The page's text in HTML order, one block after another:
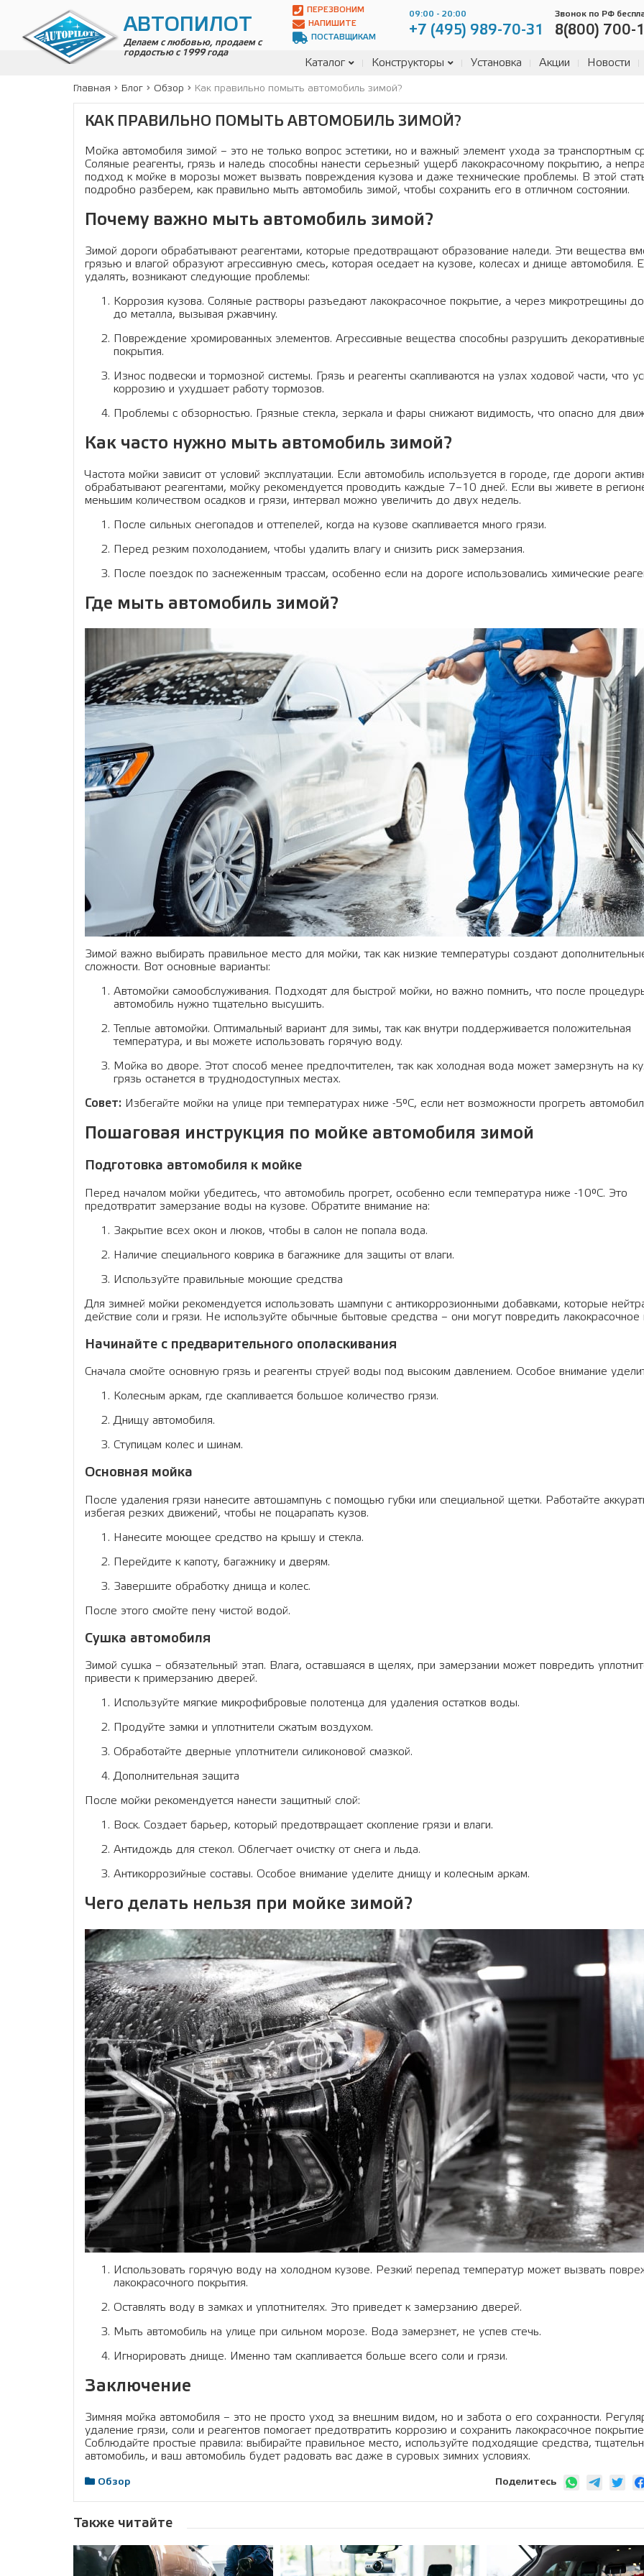
АВТОПИЛОТ
Делаем с любовью, продаем с
гордостью с 1999 года
ПЕРЕЗВОНИМ
НАПИШИТЕ
ПОСТАВЩИКАМ
09:00 - 20:00
+7 (495) 989-70-31
Звонок по РФ
8(800) 700-
Каталог Конструкторы Установка Акции Новости
Главная Блог Обзор Как правильно помыть автомобиль зимой?
КАК ПРАВИЛЬНО ПОМЫТЬ АВТОМОБИЛЬ ЗИМОЙ?
Мойка автомобиля зимой – это не только вопрос эстетики, но и важный элемент ухода за транспортным
Соляные реагенты, грязь и наледь способны нанести серьезный ущерб лакокрасочному покрытию, а
подход к мойке в морозы может вызвать повреждения кузова и даже технические проблемы. В этой
подробно разберем, как правильно мыть автомобиль зимой, чтобы сохранить его в отличном состоянии.
Почему важно мыть автомобиль зимой?
Зимой дороги обрабатывают реагентами, которые предотвращают образование наледи. Эти вещества
грязью и влагой образуют агрессивную смесь, которая оседает на кузове, колесах и днище автомобиля.
удалять, возникают следующие проблемы:
Коррозия кузова. Соляные растворы разъедают лакокрасочное покрытие, а через микротрещины
до металла, вызывая ржавчину.
Повреждение хромированных элементов. Агрессивные вещества способны разрушить
покрытия.
Износ подвески и тормозной системы. Грязь и реагенты скапливаются на узлах ходовой части, что
коррозию и ухудшает работу тормозов.
Проблемы с обзорностью. Грязные стекла, зеркала и фары снижают видимость, что опасно для
Как часто нужно мыть автомобиль зимой?
Частота мойки зависит от условий эксплуатации. Если автомобиль используется в городе, где дороги
обрабатывают реагентами, мойку рекомендуется проводить каждые 7–10 дней. Если вы живете в
меньшим количеством осадков и грязи, интервал можно увеличить до двух недель.
После сильных снегопадов и оттепелей, когда на кузове скапливается много грязи.
Перед резким похолоданием, чтобы удалить влагу и снизить риск замерзания.
После поездок по заснеженным трассам, особенно если на дороге использовались химические
Где мыть автомобиль зимой?
Зимой важно выбирать правильное место для мойки, так как низкие температуры создают
сложности. Вот основные варианты:
Автомойки самообслуживания. Подходят для быстрой мойки, но важно помнить, что после
автомобиль нужно тщательно высушить.
Теплые автомойки. Оптимальный вариант для зимы, так как внутри поддерживается положительная
температура, и вы можете использовать горячую воду.
Мойка во дворе. Этот способ менее предпочтителен, так как холодная вода может замерзнуть на
грязь останется в труднодоступных местах.
Совет: Избегайте мойки на улице при температурах ниже -5°C, если нет возможности прогреть
Пошаговая инструкция по мойке автомобиля зимой
Подготовка автомобиля к мойке
Перед началом мойки убедитесь, что автомобиль прогрет, особенно если температура ниже -10°C. Это
предотвратит замерзание воды на кузове. Обратите внимание на:
Закрытие всех окон и люков, чтобы в салон не попала вода.
Наличие специального коврика в багажнике для защиты от влаги.
Используйте правильные моющие средства
Для зимней мойки рекомендуется использовать шампуни с антикоррозионными добавками, которые
действие соли и грязи. Не используйте обычные бытовые средства – они могут повредить лакокрасочное
Начинайте с предварительного ополаскивания
Сначала смойте основную грязь и реагенты струей воды под высоким давлением. Особое внимание
Колесным аркам, где скапливается большое количество грязи.
Днищу автомобиля.
Ступицам колес и шинам.
Основная мойка
После удаления грязи нанесите автошампунь с помощью губки или специальной щетки. Работайте
избегая резких движений, чтобы не поцарапать кузов.
Нанесите моющее средство на крышу и стекла.
Перейдите к капоту, багажнику и дверям.
Завершите обработку днища и колес.
После этого смойте пену чистой водой.
Сушка автомобиля
Зимой сушка – обязательный этап. Влага, оставшаяся в щелях, при замерзании может повредить
привести к примерзанию дверей.
Используйте мягкие микрофибровые полотенца для удаления остатков воды.
Продуйте замки и уплотнители сжатым воздухом.
Обработайте дверные уплотнители силиконовой смазкой.
Дополнительная защита
После мойки рекомендуется нанести защитный слой:
Воск. Создает барьер, который предотвращает скопление грязи и влаги.
Антидождь для стекол. Облегчает очистку от снега и льда.
Антикоррозийные составы. Особое внимание уделите днищу и колесным аркам.
Чего делать нельзя при мойке зимой?
Использовать горячую воду на холодном кузове. Резкий перепад температур может вызвать
лакокрасочного покрытия.
Оставлять воду в замках и уплотнителях. Это приведет к замерзанию дверей.
Мыть автомобиль на улице при сильном морозе. Вода замерзнет, не успев стечь.
Игнорировать днище. Именно там скапливается больше всего соли и грязи.
Заключение
Зимняя мойка автомобиля – это не просто уход за внешним видом, но и забота о его сохранности.
удаление грязи, соли и реагентов помогает предотвратить коррозию и сохранить лакокрасочное
Соблюдайте простые правила: выбирайте правильное место, используйте подходящие средства,
автомобиль, и ваш автомобиль будет радовать вас даже в суровых зимних условиях.
Обзор Поделитесь
Также читайте
Адрес:
Чагинская
info@avtopilot1.ru